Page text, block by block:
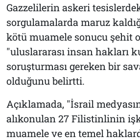
Gazzelilerin askeri
sorgulamalarda maruz
kötü muamele sonucu şehit
"uluslararası insan hakları
soruşturması gereken bir
olduğunu belirtti.
Açıklamada, "İsrail
alıkonulan 27 Filistinlinin
muamele ve en temel